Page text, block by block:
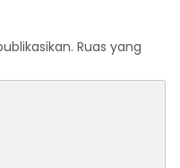
Ruas yang